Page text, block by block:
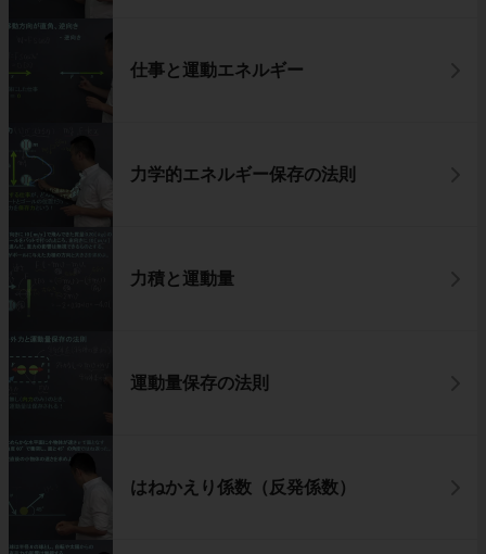
仕事と運動エネルギー
力学的エネルギー保存の法則
力積と運動量
運動量保存の法則
はねかえり係数（反発係数）